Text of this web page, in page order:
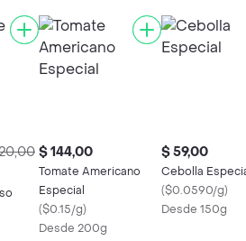
$ 144,00
Tomate Americano
Especial
($0.15/g)
Desde 200g
$ 59,00
Cebolla
($0.0590/g)
Desde 150g